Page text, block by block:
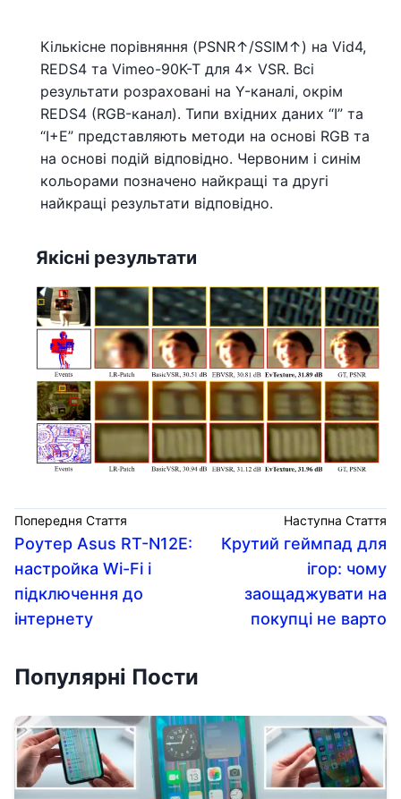
Кількісне порівняння (PSNR↑/SSIM↑) на Vid4,
REDS4 та Vimeo-90K-T для 4× VSR. Всі
результати розраховані на Y-каналі, окрім
REDS4 (RGB-канал). Типи вхідних даних “I” та
“I+E” представляють методи на основі RGB та
на основі подій відповідно. Червоним і синім
кольорами позначено найкращі та другі
найкращі результати відповідно.
Якісні результати
Попередня Стаття
Роутер Asus RT-N12E:
настройка Wi-Fi і
підключення до
інтернету
Наступна Стаття
Крутий геймпад для
ігор: чому
заощаджувати на
покупці не варто
Популярні Пости